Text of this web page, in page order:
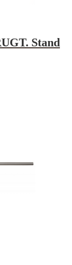
Stand